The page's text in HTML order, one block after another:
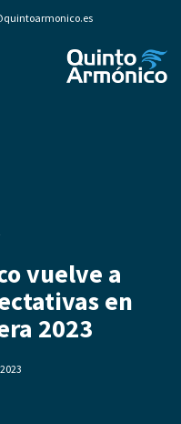
vuelve a
en
2023